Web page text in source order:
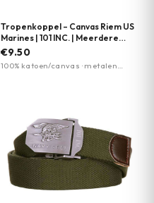
Tropenkoppel – Canvas Riem US
Marines | 101 INC. | Meerdere
kleuren
€9.50
100% katoen/canvas · metalen